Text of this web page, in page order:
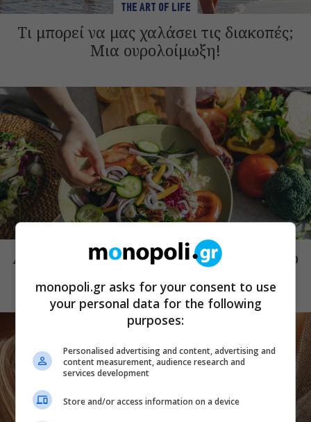
THE ART OF LIFE
Τι μπορεί να μας χαλάσει τις διακοπές;
Μια ουρολοίμωξη!
Αν δεν κάνουμε μεσογειακή διατροφή το
monopoli.gr asks for your consent to use
your personal data for the following
purposes:
Personalised advertising and content, advertising and
content measurement, audience research and
services development
Store and/or access information on a device